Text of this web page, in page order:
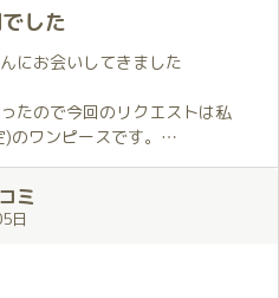
次回の約束はもう済ませている
だきたいと思います。
とのこと、7月も是非お会いした
した
にお会いしてきました
たので今回のリクエストは私
ワンピースです。
は触り心地がとても良くて前回
らいました。
ても素敵です。
は穂香さんが私の反応に合わせ
ミ
日